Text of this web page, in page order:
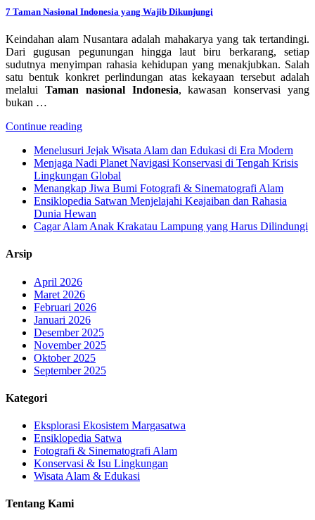
7 Taman Nasional Indonesia yang Wajib Dikunjungi
Keindahan alam Nusantara adalah mahakarya yang tak tertandingi.
Dari gugusan pegunungan hingga laut biru berkarang, setiap
sudutnya menyimpan rahasia kehidupan yang menakjubkan. Salah
satu bentuk konkret perlindungan atas kekayaan tersebut adalah
melalui Taman nasional Indonesia, kawasan konservasi yang
bukan …
Continue reading
Menelusuri Jejak Wisata Alam dan Edukasi di Era Modern
Menjaga Nadi Planet Navigasi Konservasi di Tengah Krisis
Lingkungan Global
Menangkap Jiwa Bumi Fotografi & Sinematografi Alam
Ensiklopedia Satwan Menjelajahi Keajaiban dan Rahasia
Dunia Hewan
Cagar Alam Anak Krakatau Lampung yang Harus Dilindungi
Arsip
April 2026
Maret 2026
Februari 2026
Januari 2026
Desember 2025
November 2025
Oktober 2025
September 2025
Kategori
Eksplorasi Ekosistem Margasatwa
Ensiklopedia Satwa
Fotografi & Sinematografi Alam
Konservasi & Isu Lingkungan
Wisata Alam & Edukasi
Tentang Kami